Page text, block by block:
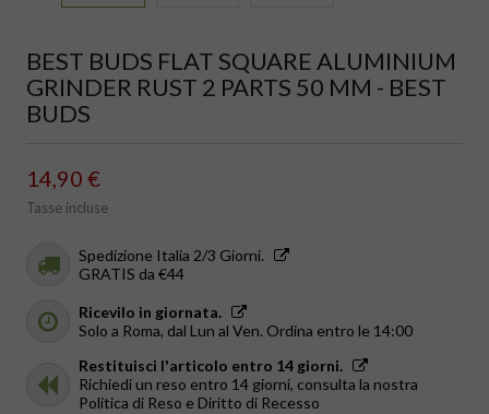
BEST BUDS FLAT SQUARE ALUMINIUM
GRINDER RUST 2 PARTS 50 MM - BEST
BUDS
14,90 €
Tasse incluse
Spedizione Italia 2/3 Giorni.
GRATIS da €44
Ricevilo in giornata.
Solo a Roma, dal Lun al Ven. Ordina entro le 14:00
Restituisci l'articolo entro 14 giorni.
Richiedi un reso entro 14 giorni, consulta la nostra
Politica di Reso e Diritto di Recesso